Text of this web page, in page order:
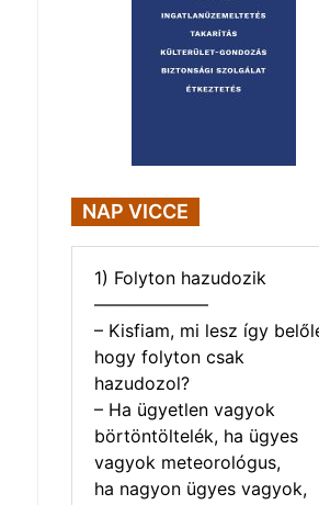
NAP VICCE
1) Folyton hazudozik
——————–
– Kisfiam, mi lesz így
hogy folyton csak
hazudozol?
– Ha ügyetlen vagyok
börtöntöltelék, ha ügyes
vagyok meteorológus,
ha nagyon ügyes vagyok,